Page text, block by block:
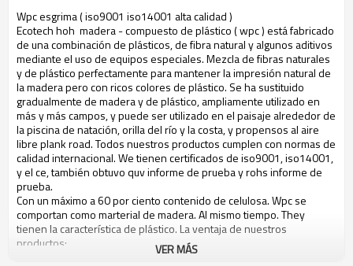
Wpc esgrima ( iso9001 iso14001 alta calidad )
Ecotech hoh madera - compuesto de plástico ( wpc ) está fabricado
de una combinación de plásticos, de fibra natural y algunos aditivos
mediante el uso de equipos especiales. Mezcla de fibras naturales
y de plástico perfectamente para mantener la impresión natural de
la madera pero con ricos colores de plástico. Se ha sustituido
gradualmente de madera y de plástico, ampliamente utilizado en
más y más campos, y puede ser utilizado en el paisaje alrededor de
la piscina de natación, orilla del río y la costa, y propensos al aire
libre plank road. Todos nuestros productos cumplen con normas de
calidad internacional. We tienen certificados de iso9001, iso14001,
y el ce, también obtuvo quv informe de prueba y rohs informe de
prueba.
Con un máximo a 60 por ciento contenido de celulosa. Wpc se
comportan como marterial de madera. Al mismo tiempo. They
tienen la característica de plástico. La ventaja de nuestros
productos:
L estabilidad dimensional, la longevidad, sensación natural
VER MÁS